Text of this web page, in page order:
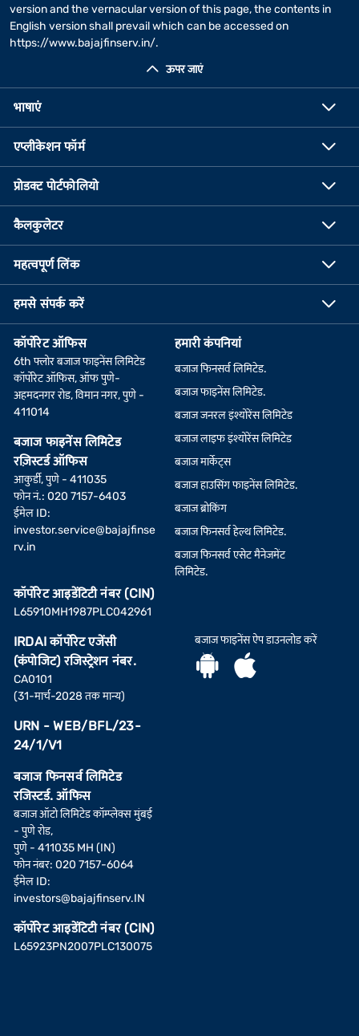
ऊपर जाएं
version and the vernacular version of this page, the contents in
English version shall prevail which can be accessed on
https://www.bajajfinserv.in/.
भाषाएं
एप्लीकेशन फॉर्म
प्रोडक्ट पोर्टफोलियो
कैलकुलेटर
महत्वपूर्ण लिंक
हमसे संपर्क करें
कॉर्पोरेट ऑफिस
6th फ्लोर बजाज फाइनेंस लिमिटेड
कॉर्पोरेट ऑफिस, ऑफ पुणे-
अहमदनगर रोड, विमान नगर, पुणे -
411014
बजाज फाइनेंस लिमिटेड
रज़िस्टर्ड ऑफिस
आकुर्डी, पुणे - 411035
फोन नं.: 020 7157-6403
ईमेल ID:
investor.service@bajajfinse
rv.in
कॉर्पोरेट आइडेंटिटी नंबर (CIN)
L65910MH1987PLC042961
IRDAI कॉर्पोरेट एजेंसी
(कंपोजिट) रजिस्ट्रेशन नंबर.
CA0101
(31-मार्च-2028 तक मान्य)
URN - WEB/BFL/23-
24/1/V1
बजाज फिनसर्व लिमिटेड
रजिस्टर्ड. ऑफिस
बजाज ऑटो लिमिटेड कॉम्प्लेक्स मुंबई
- पुणे रोड,
पुणे - 411035 MH (IN)
फोन नंबर: 020 7157-6064
ईमेल ID:
investors@bajajfinserv.IN
कॉर्पोरेट आइडेंटिटी नंबर (CIN)
L65923PN2007PLC130075
हमारी कंपनियां
बजाज फिनसर्व लिमिटेड.
बजाज फाइनेंस लिमिटेड.
बजाज जनरल इंश्योरेंस लिमिटेड
बजाज लाइफ इंश्योरेंस लिमिटेड
बजाज मार्केट्स
बजाज हाउसिंग फाइनेंस लिमिटेड.
बजाज ब्रोकिंग
बजाज फिनसर्व हेल्थ लिमिटेड.
बजाज फिनसर्व एसेट मैनेजमेंट
लिमिटेड.
बजाज फाइनेंस ऐप डाउनलोड करें